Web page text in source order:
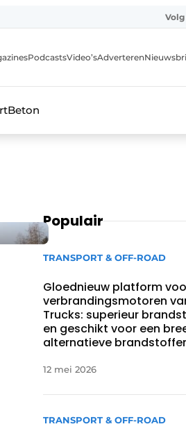
Volg
PodcastsVideo’sAdverteren
Beton
Populair
TRANSPORT & OFF-ROAD
Gloednieuw platform
verbrandingsmotoren
Trucks: superieur
en geschikt voor een
alternatieve
12 mei 2026
TRANSPORT & OFF-ROAD